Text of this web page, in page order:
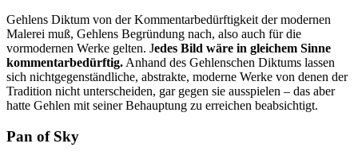
Gehlens Diktum von der Kommentarbedürftigkeit der modernen
Malerei muß, Gehlens Begründung nach, also auch für die
vormodernen Werke gelten. Jedes Bild wäre in gleichem Sinne
kommentarbedürftig. Anhand des Gehlenschen Diktums lassen
sich nichtgegenständliche, abstrakte, moderne Werke von denen der
Tradition nicht unterscheiden, gar gegen sie ausspielen – das aber
hatte Gehlen mit seiner Behauptung zu erreichen beabsichtigt.
Pan of Sky